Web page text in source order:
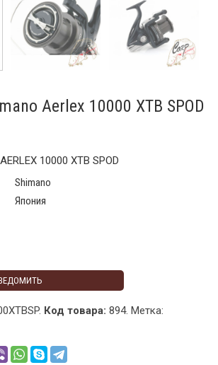
Aerlex 10000 XTB SPOD
10000 XTB SPOD
Shimano
Япония
Код товара: 894. Метка: